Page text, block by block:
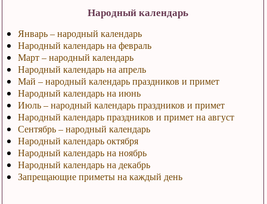
Народный календарь
Январь – народный календарь
Народный календарь на февраль
Март – народный календарь
Народный календарь на апрель
Май – народный календарь праздников и примет
Народный календарь на июнь
Июль – народный календарь праздников и примет
Народный календарь праздников и примет на август
Сентябрь – народный календарь
Народный календарь октября
Народный календарь на ноябрь
Народный календарь на декабрь
Запрещающие приметы на каждый день